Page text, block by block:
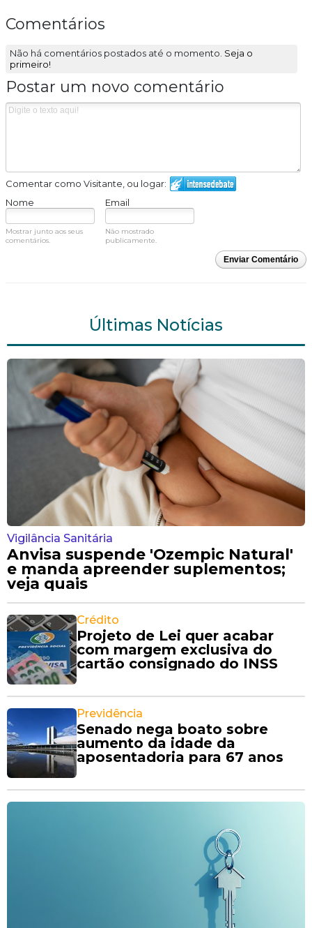
Comentários
Não há comentários postados até o momento. Seja o
primeiro!
Postar um novo comentário
Comentar como Visitante, ou logar:
Nome
Email
Mostrar junto aos seus
comentários.
Não mostrado
publicamente.
Enviar Comentário
Últimas Notícias
Vigilância Sanitária
Anvisa suspende 'Ozempic Natural'
e manda apreender suplementos;
veja quais
Crédito
Projeto de Lei quer acabar
com margem exclusiva do
cartão consignado do INSS
Previdência
Senado nega boato sobre
aumento da idade da
aposentadoria para 67 anos